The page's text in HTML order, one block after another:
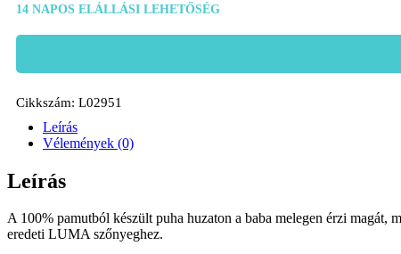
14 NAPOS ELÁLLÁSI LEHETŐSÉG
Cikkszám: L02951
Leírás
Vélemények (0)
Leírás
A 100% pamutból készült puha huzaton a baba melegen érzi magát,
eredeti LUMA szőnyeghez.